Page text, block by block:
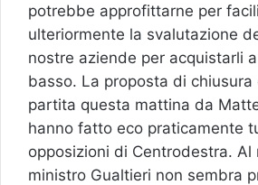
potrebbe approfittarne per
ulteriormente la svalutazione
nostre aziende per acquistarli
basso. La proposta di chiusura
partita questa mattina da
hanno fatto eco praticamente
opposizioni di Centrodestra. Al
ministro Gualtieri non sembra